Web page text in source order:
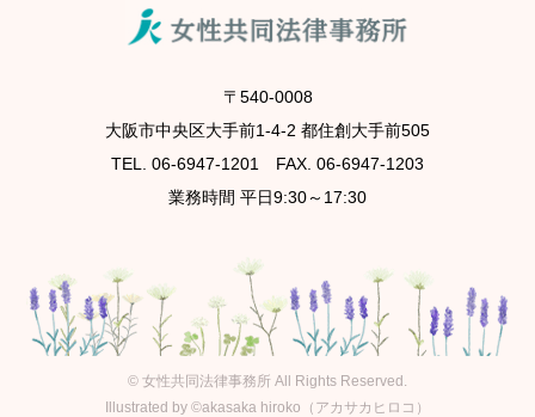
〒540-0008
大阪市中央区大手前1-4-2 都住創大手前505
TEL. 06-6947-1201 FAX. 06-6947-1203
業務時間 平日9:30～17:30
© 女性共同法律事務所 All Rights Reserved.
Illustrated by ©akasaka hiroko（アカサカヒロコ）